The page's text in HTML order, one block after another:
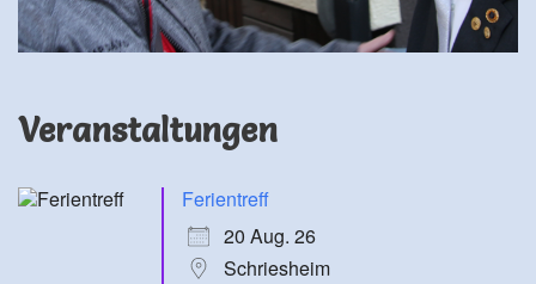
Veranstaltungen Ferientreff 20 Aug. 26 Schriesheim
Veranstaltungen
Ferientreff
20 Aug. 26
Schriesheim